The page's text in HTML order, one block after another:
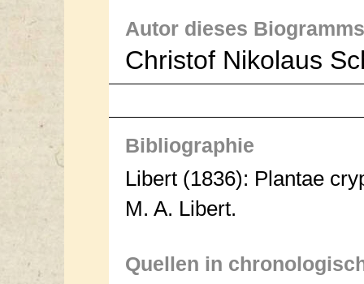
Autor dieses
Christof Nikolaus
Bibliographie
Libert (1836): Plantae
M. A. Libert.
Quellen in